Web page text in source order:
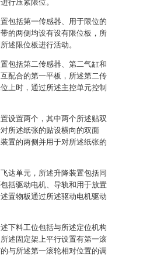
行压紧限位。
包括第一传感器、用于限位的
的两侧均设有设有限位板，所
述限位板进行活动。
包括第二传感器、第二气缸和
配合的第一平板，所述第二传
上时，通过所述主控单元控制
设置两个，其中两个所述贴双
所述纸张的贴设横向的双面
置的两侧并用于对所述纸张的
达单元，所述升降装置包括同
括驱动电机、导轨和用于放置
置物板通过所述驱动电机驱动
下料工位包括与所述定位机构
述固定架上平行设置有第一滚
与所述第一滚轮相对位置的调